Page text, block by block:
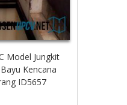
Model Jungkit
Kencana
ID5657